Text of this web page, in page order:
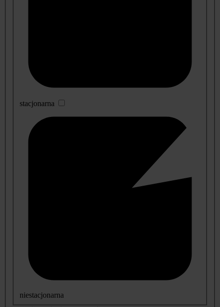
stacjonarna
niestacjonarna